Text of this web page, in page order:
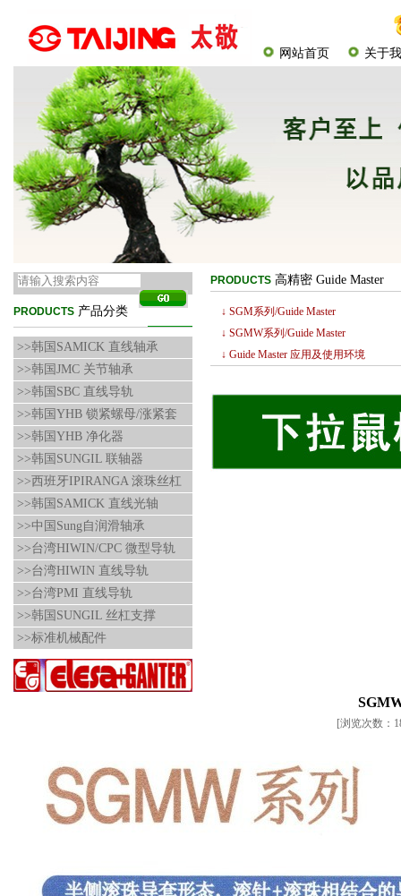
网站首页 关于
PRODUCTS 产品分类
>>韩国SAMICK 直线轴承
>>韩国JMC 关节轴承
>>韩国SBC 直线导轨
>>韩国YHB 锁紧螺母/涨紧套
>>韩国YHB 净化器
>>韩国SUNGIL 联轴器
>>西班牙IPIRANGA 滚珠丝杠
>>韩国SAMICK 直线光轴
>>中国Sung自润滑轴承
>>台湾HIWIN/CPC 微型导轨
>>台湾HIWIN 直线导轨
>>台湾PMI 直线导轨
>>韩国SUNGIL 丝杠支撑
>>标准机械配件
PRODUCTS 高精密 Guide Master
↓ SGM系列/Guide Master
↓ SGMW系列/Guide Master
↓ Guide Master 应用及使用环境
[浏览次数：